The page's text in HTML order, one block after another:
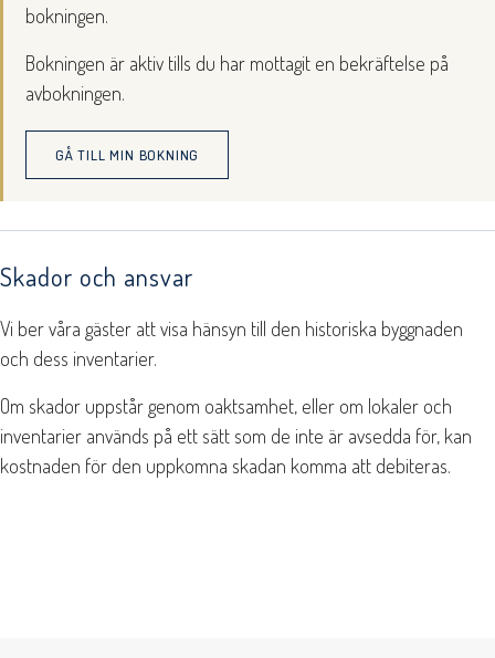
bokningen.
Bokningen är aktiv tills du har mottagit en bekräftelse på
avbokningen.
GÅ TILL MIN BOKNING
Skador och ansvar
Vi ber våra gäster att visa hänsyn till den historiska byggnaden
och dess inventarier.
Om skador uppstår genom oaktsamhet, eller om lokaler och
inventarier används på ett sätt som de inte är avsedda för, kan
kostnaden för den uppkomna skadan komma att debiteras.